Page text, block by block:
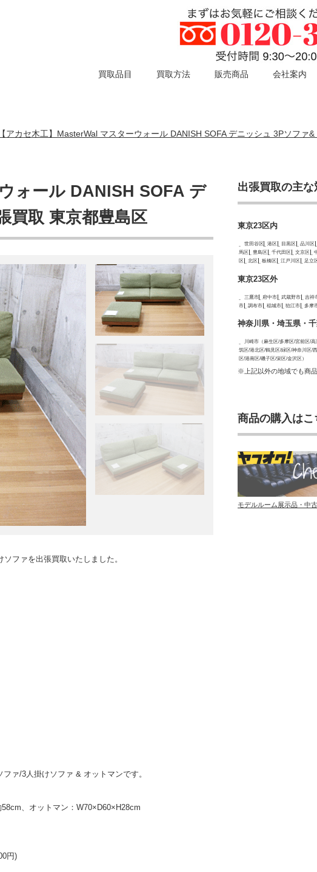
買取品目 買取方法 販売商品 会社案内
【アカセ木工】MasterWal マスターウォール DANISH SOFA デニッシュ 3Pソファ
ォール DANISH SOFA デ
買取 東京都豊島区
ファを出張買取いたしました。
ァ/3人掛けソファ & オットマンです。
、オットマン：W70×D60×H28cm
円)
出張買取の主
東京23区内
世田谷区 港区 目黒区 品川区
馬区
豊島区 千代田区 文京区
区
北区 板橋区 江戸川区 足立
東京23区外
三鷹市 府中市 武蔵野市 吉祥
市
調布市 稲城市 狛江市 多摩
神奈川県・埼玉県・
川崎市（麻生区/多摩区/宮前区/高
筑区/港北区/鶴見区/緑区/神奈川区/
区/港南区/磯子区/栄区/金沢区）
※上記以外の地域でも商
商品の購入はこ
モデルルーム展示品・中